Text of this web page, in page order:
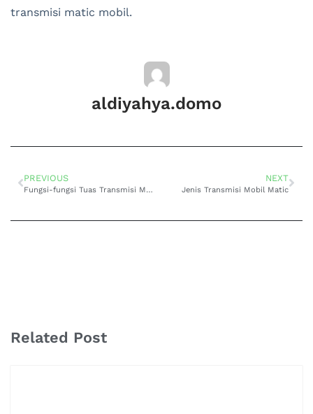
transmisi matic mobil.
aldiyahya.domo
PREVIOUS
Fungsi-fungsi Tuas Transmisi Matic
NEXT
Jenis Transmisi Mobil Matic
Related Post